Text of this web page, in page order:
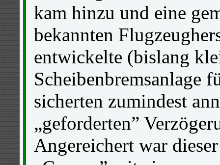
kam hinzu und eine
bekannten
entwickelte (bislang
Scheibenbremsanlage
sicherten zumindest
„geforderten”
Angereichert war